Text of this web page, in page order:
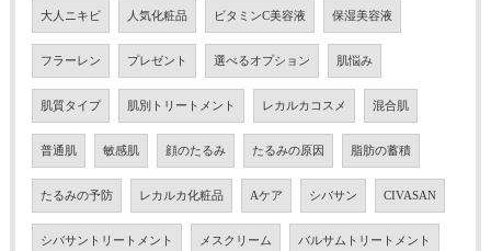
大人ニキビ 人気化粧品 ビタミンC美容液 保湿美容液
フラーレン プレゼント 選べるオプション 肌悩み
肌質タイプ 肌別トリートメント レカルカコスメ 混合肌
普通肌 敏感肌 顔のたるみ たるみの原因 脂肪の蓄積
たるみの予防 レカルカ化粧品 Aケア シバサン CIVASAN
シバサントリートメント メスクリーム バルサムトリートメント